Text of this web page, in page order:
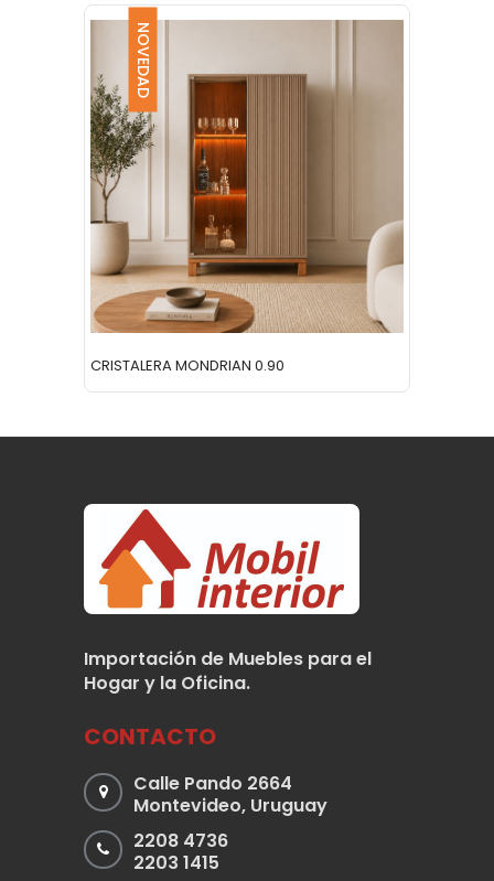
NOVEDAD
CRISTALERA MONDRIAN 0.90
Importación de Muebles para el
Hogar y la Oficina.
CONTACTO
Calle Pando 2664
Montevideo, Uruguay
2208 4736
2203 1415